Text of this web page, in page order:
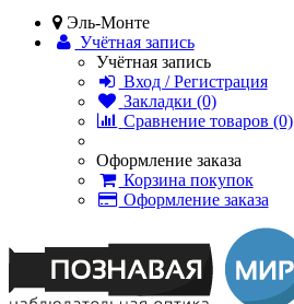
Эль-Монте
Учётная запись
Учётная запись
Вход / Регистрация
Закладки (0)
Сравнение товаров (0)
Оформление заказа
Корзина покупок
Оформление заказа